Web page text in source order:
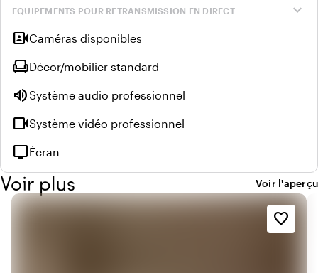
expand_more
EQUIPEMENTS POUR RETRANSMISSION EN DIRECT
video_camera_frontCaméras disponibles
chairDécor/mobilier standard
volume_upSystème audio professionnel
videocamSystème vidéo professionnel
tvÉcran
Voir plus Voir l'aperçu
favorite_border